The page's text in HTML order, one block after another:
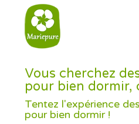
Vous cherchez
pour bien dormir,
Tentez l'expérience
pour bien dormir !